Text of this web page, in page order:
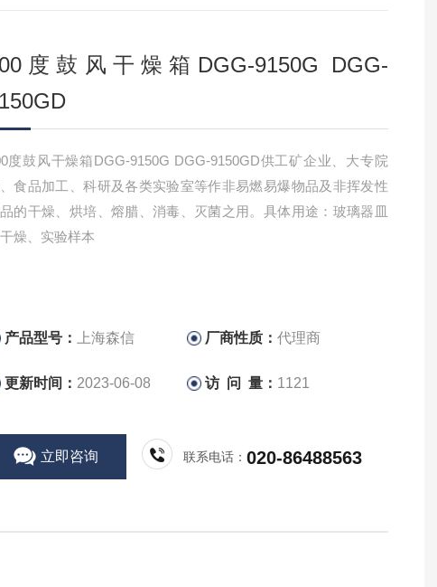
度鼓风干燥箱DGG-9150G DGG-
度鼓风干燥箱DGG-9150G DGG-9150GD供工矿企业、大专院
食品加工、科研及各类实验室等作非易燃易爆物品及非挥发性
的干燥、烘培、熔腊、消毒、灭菌之用。具体用途：玻璃器皿
燥、实验样本
产品型号： 上海森信 厂商性质：代理商
更新时间： 2023-06-08 访 问 量： 1121
立即咨询 联系电话：020-86488563